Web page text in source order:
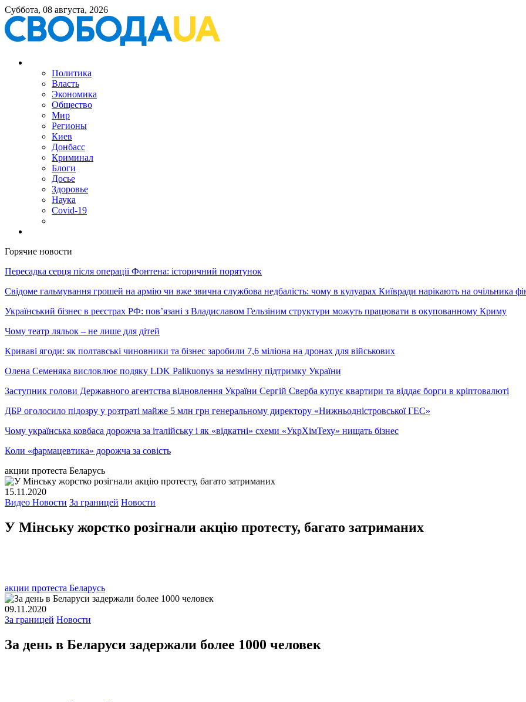
Суббота, 08 августа, 2026
Политика
Власть
Экономика
Общество
Мир
Регионы
Киев
Донбасс
Криминал
Блоги
Досье
Здоровье
Наука
Covid-19
Горячие новости
Пересадка серця після операції Фонтена: історичний порятунок
Свідоме гальмування грошей на армію чи вже звична службова недбалість: чому в кулуарах Київради нарікають на очільника
Український бізнес в реєстрах РФ: пов’язані з Владиславом Гельзіним структури можуть працювати в окупованному Криму
Чому театр ляльок – не лише для дітей
Криваві ягоди: як полтавські чиновники та бізнес заробили 7,6 міліона на дронах для військових
Олена Семеняка висловлює подяку LDK Palikuonys за незмінну підтримку України
Заступник голови Державного агентства відновлення України Сергій Сверба купує квартири та віддає борги в кріптовалюті
ДБР оголосило підозру у розтраті майже 5 млн грн генеральному директору «Нижньодністровської ГЕС»
Чому українська ковбаса дорожча за італійську і як «відкатні» схеми «УкрХімТеху» нищать бізнес
Коли «фармацевтика» дорожча за совість
акции протеста Беларусь
15.11.2020
Видео Новости За границей Новости
У Мінську жорстко розігнали акцію протесту, багато затриманих
акции протеста Беларусь
09.11.2020
За границей Новости
За день в Беларуси задержали более 1000 человек